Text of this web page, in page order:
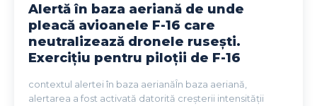
Alertă în baza aeriană de unde
pleacă avioanele F-16 care
neutralizează dronele rusești.
Exercițiu pentru piloții de F-16
contextul alertei în baza aerianăÎn baza aeriană,
alertarea a fost activată datorită creșterii intensității